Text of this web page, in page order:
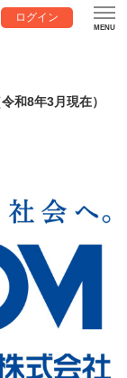
ログイン
令和8年3月現在）